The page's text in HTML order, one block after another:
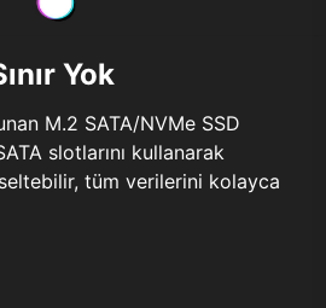
Yok
M.2 SATA/NVMe SSD
slotlarını kullanarak
tüm verilerini kolayca